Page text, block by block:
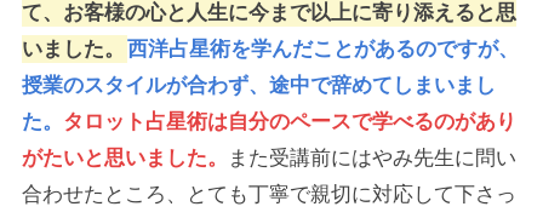
て、お客様の心と人生に今まで以上に寄り添えると思
いました。
西洋占星術を学んだことがあるのですが、
授業のスタイルが合わず、途中で辞めてしまいまし
た。 タロット占星術は自分のペースで学べるのがあり
がたいと思いました。
また受講前にはやみ先生に問い
合わせたところ、とても丁寧で親切に対応して下さっ